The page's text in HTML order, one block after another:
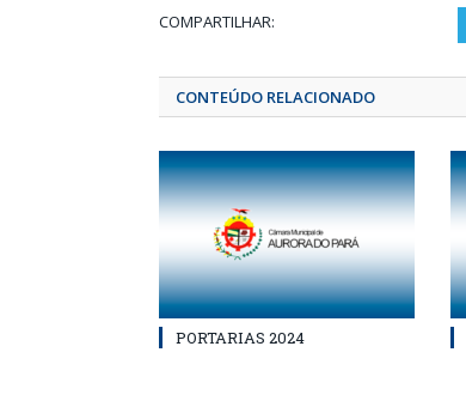
COMPARTILHAR:
CONTEÚDO RELACIONADO
PORTARIAS 2024